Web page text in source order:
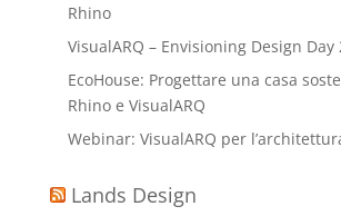
Rhino
VisualARQ – Envisioning Design Day
EcoHouse: Progettare una casa
Rhino e VisualARQ
Webinar: VisualARQ per
Lands Design